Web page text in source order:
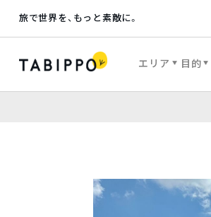
旅で世界を、もっと素敵に。
エリア 目的